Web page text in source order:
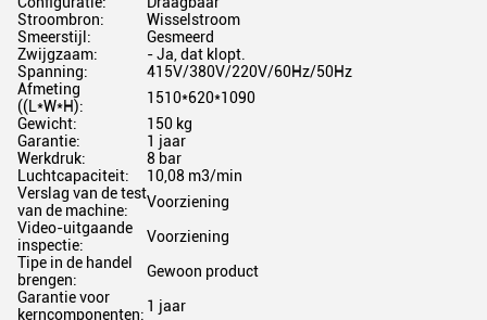
Stroombron:
Wisselstroom
Smeerstijl:
Gesmeerd
Zwijgzaam:
- Ja, dat klopt.
Spanning:
415V/380V/220V/60Hz/50Hz
Afmeting
((L*W*H):
1510*620*1090
Gewicht:
150 kg
Garantie:
1 jaar
Werkdruk:
8 bar
Luchtcapaciteit:
10,08 m3/min
Verslag van de test
van de machine:
Voorziening
Video-uitgaande
inspectie:
Voorziening
Tipe in de handel
brengen:
Gewoon product
Garantie voor
kerncomponenten: 1 jaar